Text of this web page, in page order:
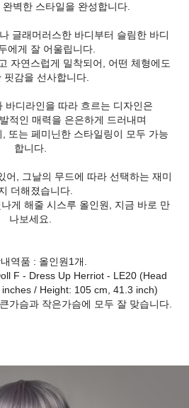
벽한 스타일을 완성합니다.
글래머러스한 바디부터 슬림한 바디
에게 잘 어울립니다.
자연스럽게 밀착되어, 어떤 체형에도
핏감을 선사합니다.
바디라인을 따라 흐르는 디자인은
적인 매력을 은은하게 드러내며
또는 페미닌한 스타일링이 모두 가능
합니다.
어, 그날의 무드에 따라 선택하는 재미
더해졌습니다.
게 해줄 시스루 올인원, 지금 바로 만
나보세요.
역품 : 올인원1개.
F - Dress Up Herriot - LE20 (Head
/ Height: 105 cm, 41.3 inch)
가슴과 작은가슴에 모두 잘 맞습니다.